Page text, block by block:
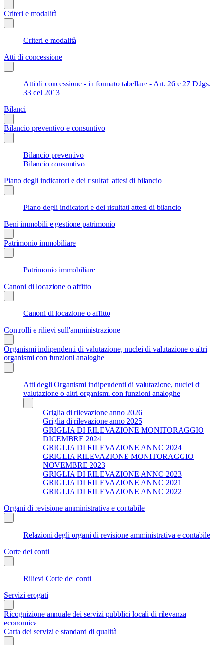
Criteri e modalità
Criteri e modalità
Atti di concessione
Atti di concessione - in formato tabellare - Art. 26 e 27 D.lgs.
33 del 2013
Bilanci
Bilancio preventivo e consuntivo
Bilancio preventivo
Bilancio consuntivo
Piano degli indicatori e dei risultati attesi di bilancio
Piano degli indicatori e dei risultati attesi di bilancio
Beni immobili e gestione patrimonio
Patrimonio immobiliare
Patrimonio immobiliare
Canoni di locazione o affitto
Canoni di locazione o affitto
Controlli e rilievi sull'amministrazione
Organismi indipendenti di valutazione, nuclei di valutazione o altri
organismi con funzioni analoghe
Atti degli Organismi indipendenti di valutazione, nuclei di
valutazione o altri organismi con funzioni analoghe
Griglia di rilevazione anno 2026
Griglia di rilevazione anno 2025
GRIGLIA DI RILEVAZIONE MONITORAGGIO
DICEMBRE 2024
GRIGLIA DI RILEVAZIONE ANNO 2024
GRIGLIA RILEVAZIONE MONITORAGGIO
NOVEMBRE 2023
GRIGLIA DI RILEVAZIONE ANNO 2023
GRIGLIA DI RILEVAZIONE ANNO 2021
GRIGLIA DI RILEVAZIONE ANNO 2022
Organi di revisione amministrativa e contabile
Relazioni degli organi di revisione amministrativa e contabile
Corte dei conti
Rilievi Corte dei conti
Servizi erogati
Ricognizione annuale dei servizi pubblici locali di rilevanza
economica
Carta dei servizi e standard di qualità